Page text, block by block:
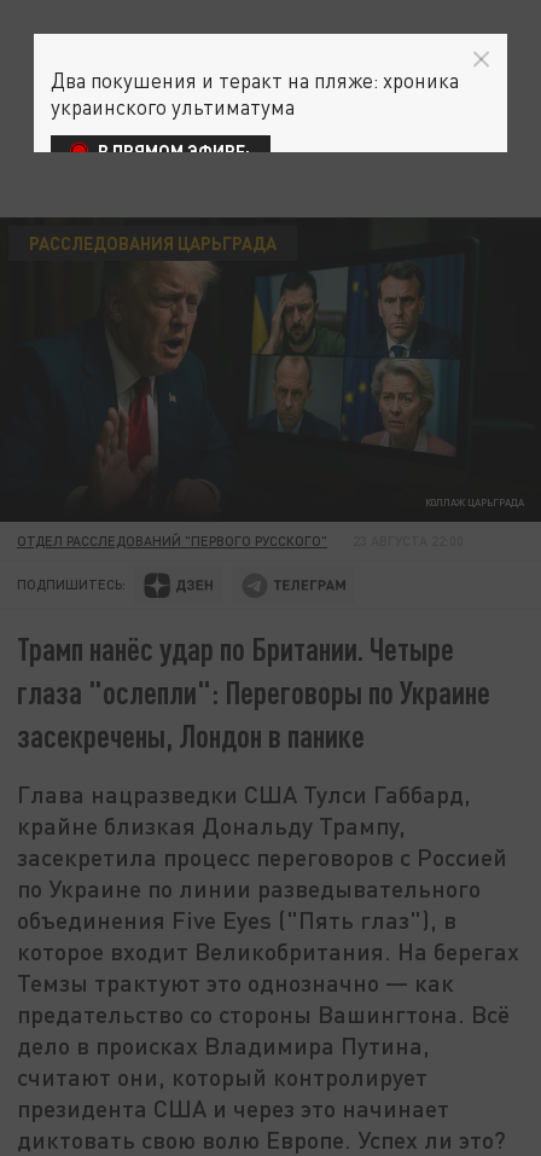
КОЛЛАЖ ЦАРЬГРАДА
РАССЛЕДОВАНИЯ ЦАРЬГРАДА
ОТДЕЛ РАССЛЕДОВАНИЙ "ПЕРВОГО РУССКОГО"
ПОДПИШИТЕСЬ:
Трамп нанёс удар по Британии. Четыре
глаза "ослепли": Переговоры по Украине
засекречены, Лондон в панике
Глава нацразведки США Тулси Габбард,
крайне близкая Дональду Трампу,
засекретила процесс переговоров с Россией
по Украине по линии разведывательного
объединения Five Eyes ("Пять глаз"), в
которое входит Великобритания. На берегах
Темзы трактуют это однозначно — как
предательство со стороны Вашингтона. Всё
дело в происках Владимира Путина,
считают они, который контролирует
президента США и через это начинает
диктовать свою волю Европе. Успех ли это?
Два покушения и теракт на пляже: хроника
украинского ультиматума
В ПРЯМОМ ЭФИРЕ: